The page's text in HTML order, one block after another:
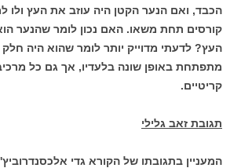
הכבד, ואם הנער הקטן היה עוזב את העץ ולו
קורסים תחת משאו. האם נכון לומר שהנער
העץ? לדעתי מדוייק יותר לומר שהוא היה
מתפתחת באופן שונה בלעדיו, אך גם כל
קריטיים.
תגובת זאב גלילי
המעניין בתגובתו של הקורא גדי